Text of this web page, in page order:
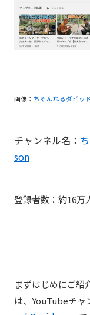
画像： ちゃんねるダビッ
チャンネル名：
son
登録者数：約16
まずはじめにご紹
は、YouTubeチャ